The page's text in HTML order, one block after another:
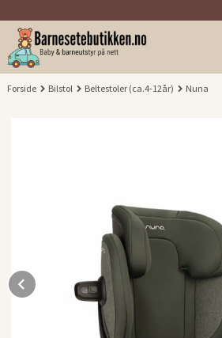
til
innholdet
Forside Bilstol Beltestoler (ca.4-12år) Nuna